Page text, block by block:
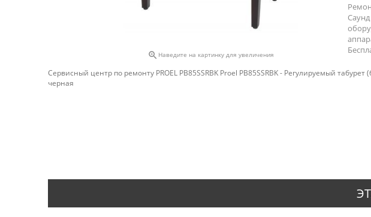
 Наведите на картинку для увеличения
Сервисный центр по ремонту PROEL PB85SSRBK Proel PB85SSRBK - Регулируемый
черная